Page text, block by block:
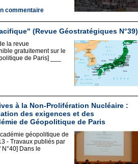
commentaire
(Revue Géostratégiques N°39)
la revue
gratuitement sur le
de Paris] ___
à la Non-Prolifération Nucléaire :
des exigences et des
de Géopolitique de Paris
géopolitique de
- Travaux publiés par
Dans le